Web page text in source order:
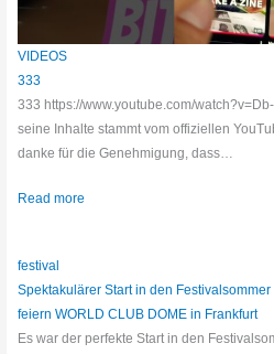
VIDEOS
333
333 https://www.youtube.com/
seine Inhalte stammt vom offiziellen
danke für die Genehmigung, dass…
Read more
festival
Spektakulärer Start in den
feiern WORLD CLUB DOME in Frankfurt
Es war der perfekte Start in den